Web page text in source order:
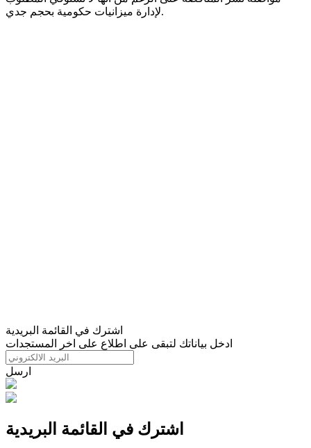
لإدارة ميزانيات حكومية بحجم جدي.
اشترك في القائمة البريدية
ادخل بياناتك لتبقى على اطلاع على اخر المستجدات
ارسل
اشترك في القائمة البريدية